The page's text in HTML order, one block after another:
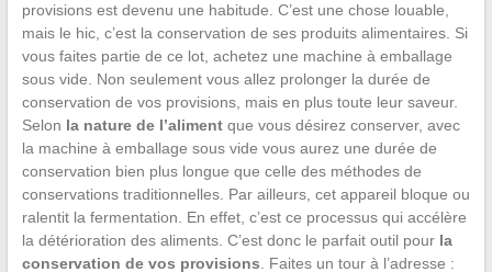
provisions est devenu une habitude. C’est une chose louable,
mais le hic, c’est la conservation de ses produits alimentaires. Si
vous faites partie de ce lot, achetez une machine à emballage
sous vide. Non seulement vous allez prolonger la durée de
conservation de vos provisions, mais en plus toute leur saveur.
Selon la nature de l’alimentque vous désirez conserver, avec
la machine à emballage sous vide vous aurez une durée de
conservation bien plus longue que celle des méthodes de
conservations traditionnelles. Par ailleurs, cet appareil bloque ou
ralentit la fermentation. En effet, c’est ce processus qui accélère
la détérioration des aliments. C’est donc le parfait outil pour la
conservation de vos provisions . Faites un tour à l’adresse :